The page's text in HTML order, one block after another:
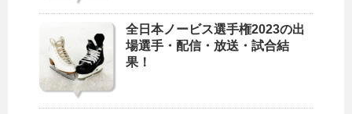
全日本ノービス選手権2023の出
場選手・配信・放送・試合結
果！